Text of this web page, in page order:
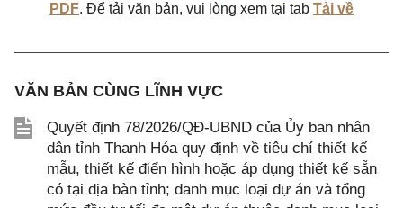
PDF. Để tải văn bản, vui lòng xem tại tab Tải về
VĂN BẢN CÙNG LĨNH VỰC
Quyết định 78/2026/QĐ-UBND của Ủy ban nhân
dân tỉnh Thanh Hóa quy định về tiêu chí thiết kế
mẫu, thiết kế điển hình hoặc áp dụng thiết kế sẵn
có tại địa bàn tỉnh; danh mục loại dự án và tổng